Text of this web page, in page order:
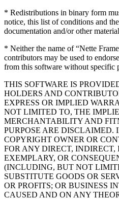
* Redistributions in binary form
notice, this list of conditions and
documentation and/or other
* Neither the name of “Nette
contributors may be used to
from this software without specific
THIS SOFTWARE IS
HOLDERS AND
EXPRESS OR IMPLIED
NOT LIMITED TO, THE
MERCHANTABILITY AND
PURPOSE ARE
COPYRIGHT OWNER OR
FOR ANY DIRECT,
EXEMPLARY, OR
(INCLUDING, BUT NOT
SUBSTITUTE GOODS OR
OR PROFITS; OR BUSINESS
CAUSED AND ON ANY